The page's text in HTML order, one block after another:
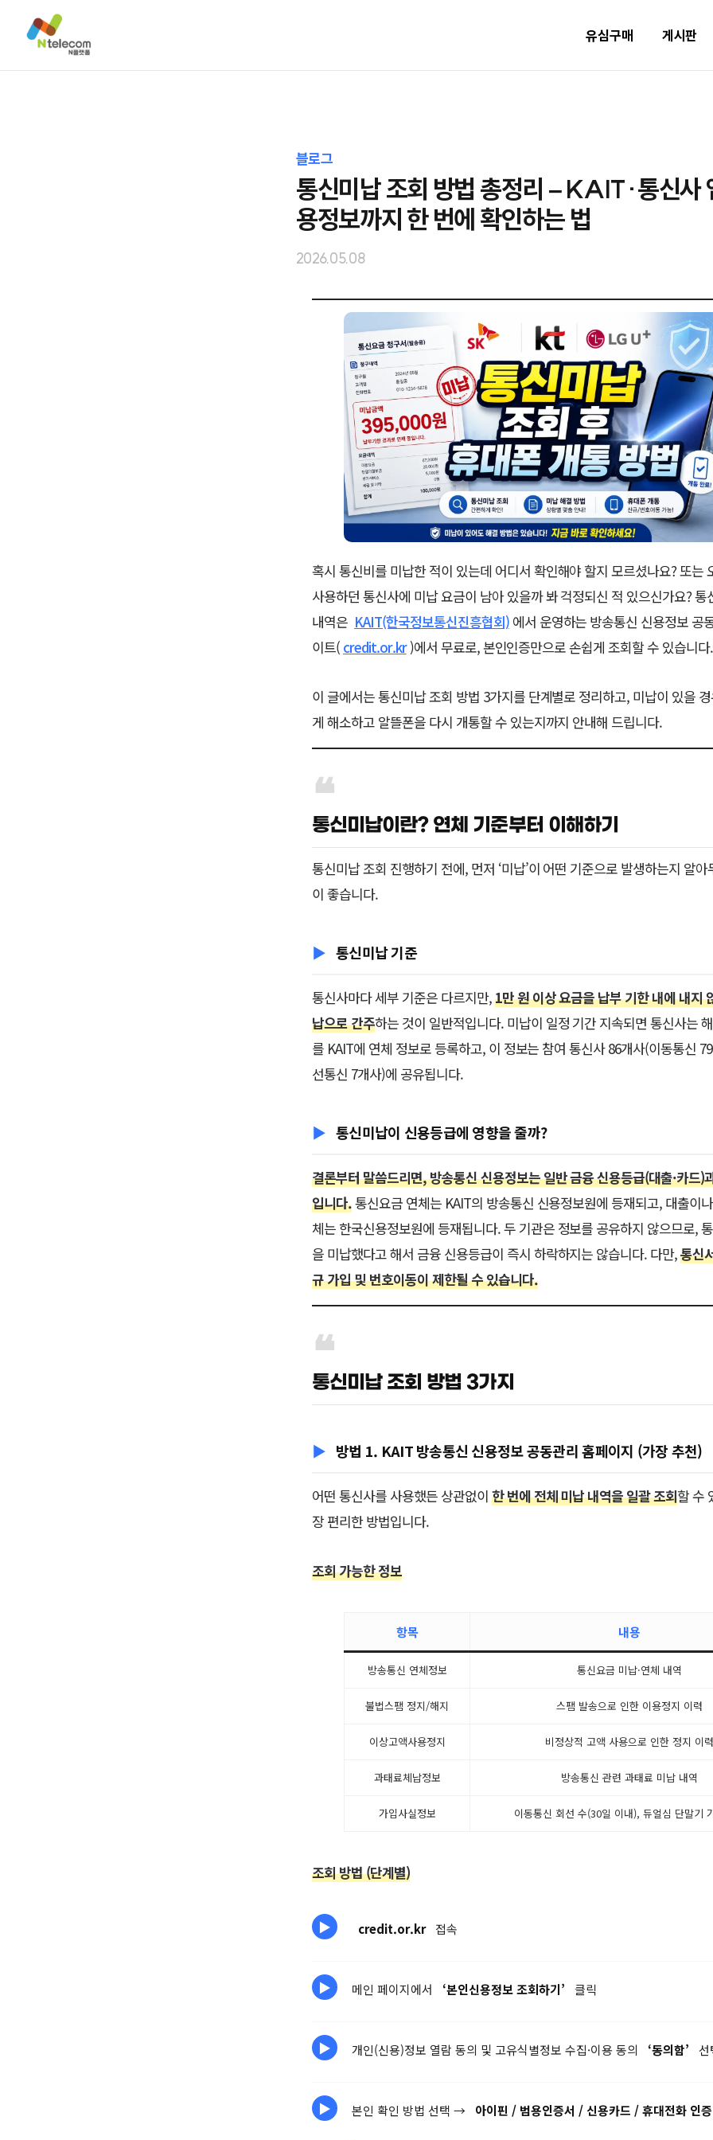
유심구매 게시판
블로그
통신미납 조회 방법 총정리 – KAIT·통신사
용정보까지 한 번에 확인하는 법
2026.05.08
혹시 통신비를 미납한 적이 있는데 어디서 확인해야 할지 모르셨나요? 또는
사용하던 통신사에 미납 요금이 남아 있을까 봐 걱정되신 적 있으신가요? 통
내역은 KAIT(한국정보통신진흥협회) 에서 운영하는 방송통신 신용정보 공
이트( credit.or.kr )에서 무료로, 본인인증만으로 손쉽게 조회할 수 있습니다.
이 글에서는 통신미납 조회 방법 3가지를 단계별로 정리하고, 미납이 있을
게 해소하고 알뜰폰을 다시 개통할 수 있는지까지 안내해 드립니다.
통신미납이란? 연체 기준부터 이해하기
통신미납 조회 진행하기 전에, 먼저 ‘미납’이 어떤 기준으로 발생하는지 알아
이 좋습니다.
통신미납 기준
통신사마다 세부 기준은 다르지만,1만 원 이상 요금을 납부 기한 내에 내지
납으로 간주하는 것이 일반적입니다. 미납이 일정 기간 지속되면 통신사는
를 KAIT에 연체 정보로 등록하고, 이 정보는 참여 통신사 86개사(이동통신
선통신 7개사)에 공유됩니다.
통신미납이 신용등급에 영향을 줄까?
결론부터 말씀드리면, 방송통신 신용정보는 일반 금융 신용등급(대출·카드)
입니다.통신요금 연체는 KAIT의 방송통신 신용정보원에 등재되고, 대출이
체는 한국신용정보원에 등재됩니다. 두 기관은 정보를 공유하지 않으므로,
을 미납했다고 해서 금융 신용등급이 즉시 하락하지는 않습니다. 다만,통신
규 가입 및 번호이동이 제한될 수 있습니다.
통신미납 조회 방법 3가지
방법 1. KAIT 방송통신 신용정보 공동관리 홈페이지 (가장 추천)
어떤 통신사를 사용했든 상관없이 한 번에 전체 미납 내역을 일괄 조회할 수
장 편리한 방법입니다.
조회 가능한 정보
항목 내용
방송통신 연체정보 통신요금 미납·연체 내역
불법스팸 정지/해지 스팸 발송으로 인한 이용정지 이력
이상고액사용정지 비정상적 고액 사용으로 인한 정지 이력
과태료체납정보 방송통신 관련 과태료 미납 내역
가입사실정보 이동통신 회선 수(30일 이내), 듀얼심 단말기
조회 방법 (단계별)
credit.or.kr 접속
메인 페이지에서 ‘본인신용정보 조회하기’ 클릭
개인(신용)정보 열람 동의 및 고유식별정보 수집·이용 동의 ‘동의함’ 선
본인 확인 방법 선택 → 아이핀 / 범용인증서 / 신용카드 / 휴대전화 인증